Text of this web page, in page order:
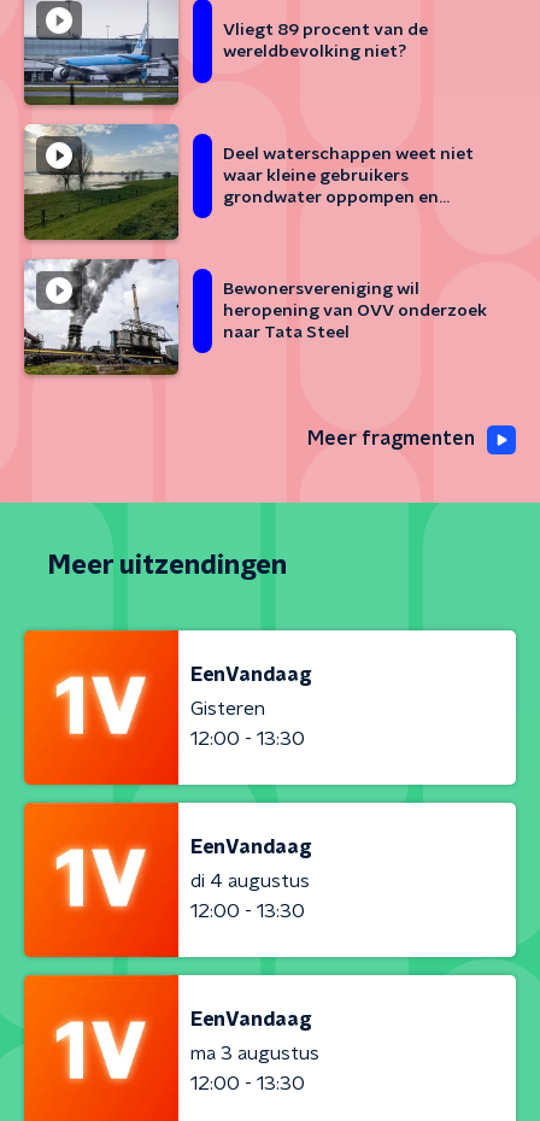
Vliegt 89 procent van de
wereldbevolking niet?
Deel waterschappen weet niet
waar kleine gebruikers
grondwater oppompen en
Bewonersvereniging wil
heropening van OVV onderzoek
naar Tata Steel
Meer fragmenten
Meer uitzendingen
EenVandaag
Gisteren
12:00 - 13:30
EenVandaag
di 4 augustus
12:00 - 13:30
EenVandaag
ma 3 augustus
12:00 - 13:30